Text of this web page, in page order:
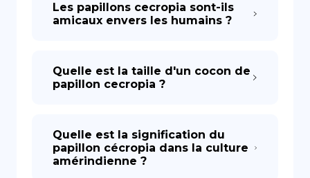
Les papillons cecropia sont-ils
amicaux envers les humains ?
Quelle est la taille d'un cocon de
papillon cecropia ?
Quelle est la signification du
papillon cécropia dans la culture
amérindienne ?